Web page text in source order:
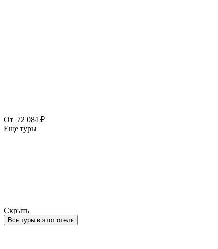
От 72 084 ₽
Еще туры
Скрыть
Все туры в этот отель